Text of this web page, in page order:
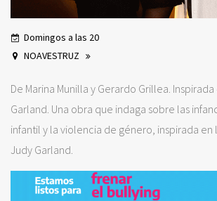
Domingos a las 20
NOAVESTRUZ
De Marina Munilla y Gerardo Grillea.
Garland. Una obra que indaga sobre las
infantil y la violencia de género, inspirada en
Judy Garland.